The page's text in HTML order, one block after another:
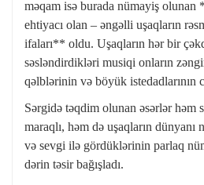
məqam isə burada nümayiş olunan
ehtiyacı olan – əngəlli uşaqların
ifaları** oldu. Uşaqların hər bir
səsləndirdikləri musiqi onların
qəlblərinin və böyük istedadlarının
Sərgidə təqdim olunan əsərlər həm
maraqlı, həm də uşaqların dünyanı
və sevgi ilə gördüklərinin parlaq
dərin təsir bağışladı.